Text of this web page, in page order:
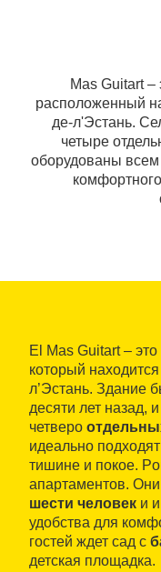
Mas Guitart
расположенный
де-л'Эстань.
четыре
оборудованы
El Mas Guitart –
который
л’Эстань. Здание
десяти лет назад,
четверо
идеально
тишине и покое.
апартаментов.
шести человек и
удобства для
гостей ждет сад с
детская площадка.